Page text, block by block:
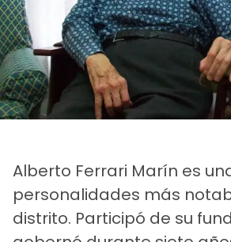
Alberto Ferrari Marín es
personalidades más
distrito. Participó de su